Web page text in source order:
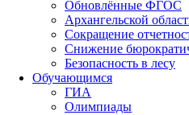
Обновлённые ФГОС
Архангельской
Сокращение
Снижение
Безопасность в лесу
Обучающимся
ГИА
Олимпиады